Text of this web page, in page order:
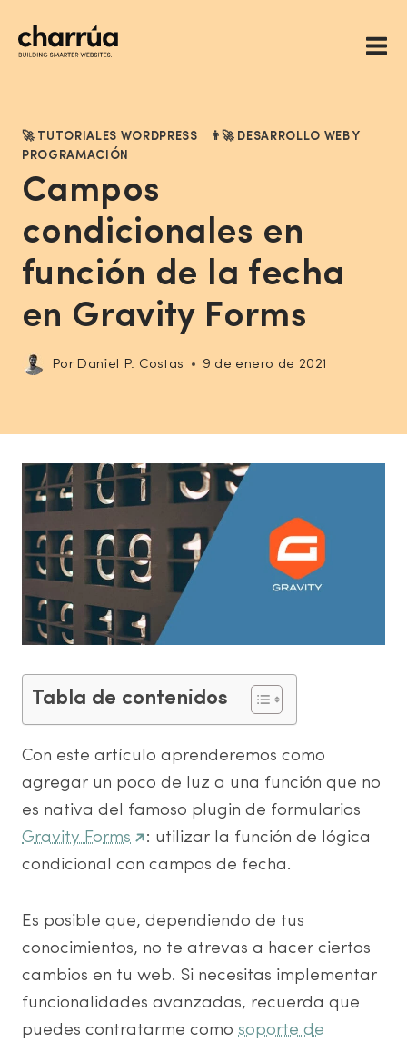
🚀 TUTORIALES WORDPRESS
👨‍🚀 DESARROLLO WEB Y
PROGRAMACIÓN
Campos
condicionales en
función de la fecha
en Gravity Forms
Por Daniel P. Costas 9 de enero de 2021
Tabla de contenidos
Con este artículo aprenderemos como
agregar un poco de luz a una función que no
es nativa del famoso plugin de formularios
Gravity Forms
: utilizar la función de lógica
condicional con campos de fecha.
Es posible que, dependiendo de tus
conocimientos, no te atrevas a hacer ciertos
cambios en tu web. Si necesitas implementar
funcionalidades avanzadas, recuerda que
puedes contratarme como soporte de